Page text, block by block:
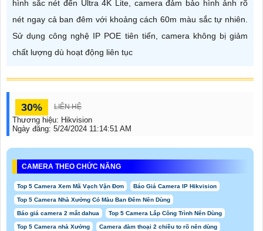
hình sắc nét đến Ultra 4K Lite, camera đảm bảo hình ảnh rõ
nét ngay cả ban đêm với khoảng cách 60m màu sắc tự nhiên.
Sử dụng công nghệ IP POE tiên tiến, camera không bị giảm
chất lượng dù hoạt động liên tục
30% LIÊN HỆ
Thương hiệu: Hikvision
Ngày đăng: 5/24/2024 11:14:51 AM
CAMERA THEO CHỨC NĂNG
Top 5 Camera Xem Mã Vạch Vận Đơn Báo Giá Camera IP Hikvision
Top 5 Camera Nhà Xưởng Có Màu Ban Đêm Nên Dùng
Báo giá camera 2 mắt dahua Top 5 Camera Lắp Công Trình Nên Dùng
Top 5 Camera nhà Xưởng Camera đàm thoại 2 chiều to rõ nên dùng